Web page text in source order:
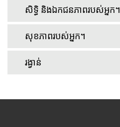
សិទ្ធិ និងឯកជនភាពរបស់អ្នក។
សុខភាពរបស់អ្នក។
រង្វាន់